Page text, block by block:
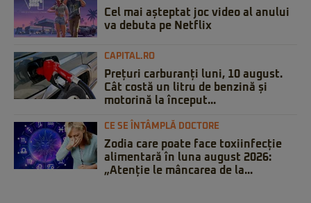
Cel mai așteptat joc video al anului
va debuta pe Netflix
CAPITAL.RO
Prețuri carburanți luni, 10 august.
Cât costă un litru de benzină și
motorină la început...
CE SE ÎNTÂMPLĂ DOCTORE
Zodia care poate face toxiinfecție
alimentară în luna august 2026:
„Atenție le mâncarea de la...